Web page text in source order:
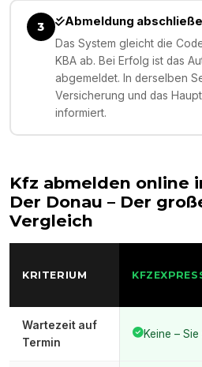
3 Abmeldung
Das System gleicht die
KBA ab. Bei Erfolg ist das
abgemeldet. In derselben
Versicherung und das
informiert.
Kfz abmelden online
Der Donau – Der
Vergleich
KRITERIUM
Wartezeit auf
Termin
Keine –